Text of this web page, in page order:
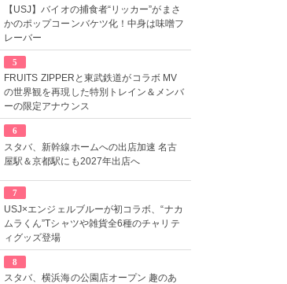
【USJ】バイオの捕食者“リッカー”がまさ
かのポップコーンバケツ化！中身は味噌フ
レーバー
5
FRUITS ZIPPERと東武鉄道がコラボ MV
の世界観を再現した特別トレイン＆メンバ
ーの限定アナウンス
6
スタバ、新幹線ホームへの出店加速 名古
屋駅＆京都駅にも2027年出店へ
7
USJ×エンジェルブルーが初コラボ、“ナカ
ムラくん”Tシャツや雑貨全6種のチャリテ
ィグッズ登場
8
スタバ、横浜海の公園店オープン 趣のあ